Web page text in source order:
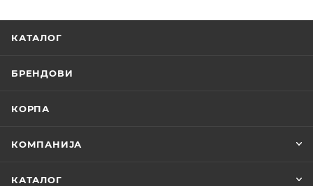
КАТАЛОГ
БРЕНДОВИ
КОРПА
КОМПАНИЈА
КАТАЛОГ